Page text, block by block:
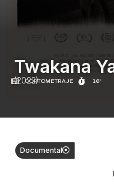
CORTOMETRAJE 16'
Twakana
(2022)
Documental